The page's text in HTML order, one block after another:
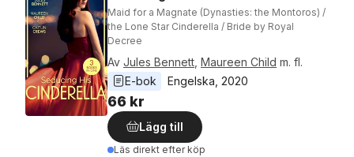
Maid for a Magnate (Dynasties: the Montoros) /
the Lone Star Cinderella / Bride by Royal
Decree
Av Jules Bennett Maureen Child m. fl.
E-bok
Engelska 2020
66 kr
Lägg till
Läs direkt efter köp